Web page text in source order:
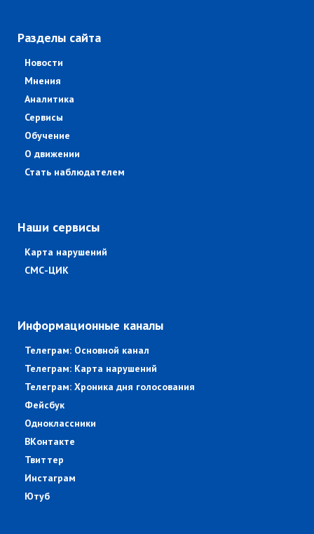
Разделы сайта
Новости
Мнения
Аналитика
Сервисы
Обучение
О движении
Стать наблюдателем
Наши сервисы
Карта нарушений
СМС-ЦИК
Информационные каналы
Телеграм: Основной канал
Телеграм: Карта нарушений
Телеграм: Хроника дня голосования
Фейсбук
Одноклассники
ВКонтакте
Твиттер
Инстаграм
Ютуб